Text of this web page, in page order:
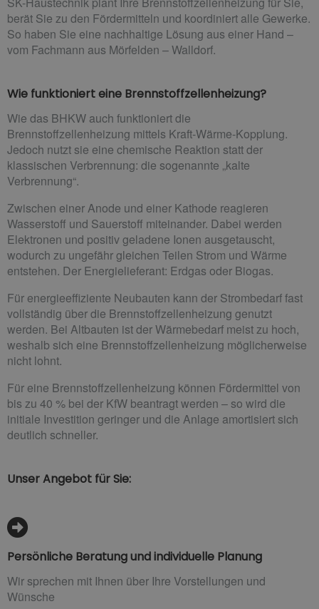
berät Sie zu den Fördermitteln und koordiniert alle Gewerke.
So haben Sie eine nachhaltige Lösung aus einer Hand –
vom Fachmann aus Mörfelden – Walldorf.
Wie funktioniert eine Brennstoffzellenheizung?
Wie das BHKW auch funktioniert die
Brennstoffzellenheizung mittels Kraft-Wärme-Kopplung.
Jedoch nutzt sie eine chemische Reaktion statt der
klassischen Verbrennung: die sogenannte „kalte
Verbrennung“.
Zwischen einer Anode und einer Kathode reagieren
Wasserstoff und Sauerstoff miteinander. Dabei werden
Elektronen und positiv geladene Ionen ausgetauscht,
wodurch zu ungefähr gleichen Teilen Strom und Wärme
entstehen. Der Energielieferant: Erdgas oder Biogas.
Für energieeffiziente Neubauten kann der Strombedarf fast
vollständig über die Brennstoffzellenheizung genutzt
werden. Bei Altbauten ist der Wärmebedarf meist zu hoch,
weshalb sich eine Brennstoffzellenheizung möglicherweise
nicht lohnt.
Für eine Brennstoffzellenheizung können Fördermittel von
bis zu 40 % bei der KfW beantragt werden – so wird die
initiale Investition geringer und die Anlage amortisiert sich
deutlich schneller.
Unser Angebot für Sie:
Persönliche Beratung und individuelle Planung
Wir sprechen mit Ihnen über Ihre Vorstellungen und
Wünsche